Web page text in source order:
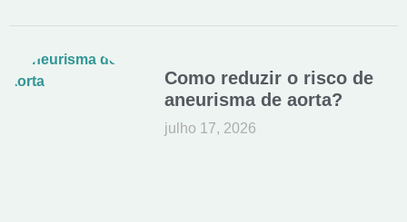
Como reduzir o risco de
aneurisma de aorta?
julho 17, 2026